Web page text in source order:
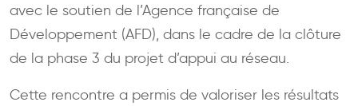
avec le soutien de l’Agence française de
Développement (AFD), dans le cadre de la clôture
de la phase 3 du projet d’appui au réseau.
Cette rencontre a permis de valoriser les résultats